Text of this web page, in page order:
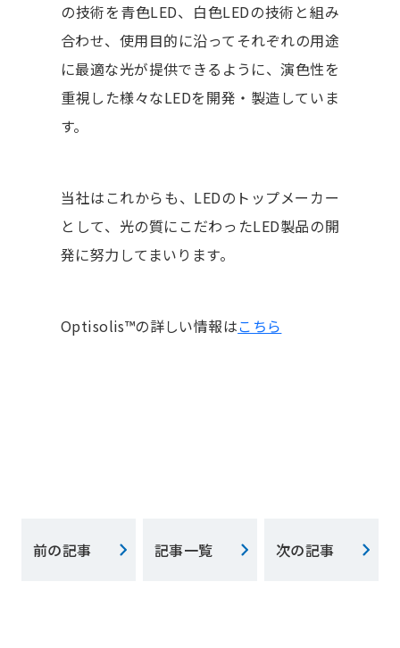
の技術を青色LED、白色LEDの技術と組み
合わせ、使用目的に沿ってそれぞれの用途
に最適な光が提供できるように、演色性を
重視した様々なLEDを開発・製造していま
す。
当社はこれからも、LEDのトップメーカー
として、光の質にこだわったLED製品の開
発に努力してまいります。
Optisolis™の詳しい情報はこちら
前の記事 記事一覧 次の記事